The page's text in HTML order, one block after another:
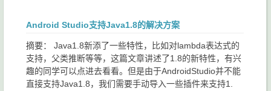
Android Studio支持Java1.8的解决方案
摘要： Java1.8新添了一些特性，比如对lambda表达式的
支持，父类推断等等，这篇文章讲述了1.8的新特性，有兴
趣的同学可以点进去看看。但是由于AndroidStudio并不能
直接支持Java1.8，我们需要手动导入一些插件来支持1.